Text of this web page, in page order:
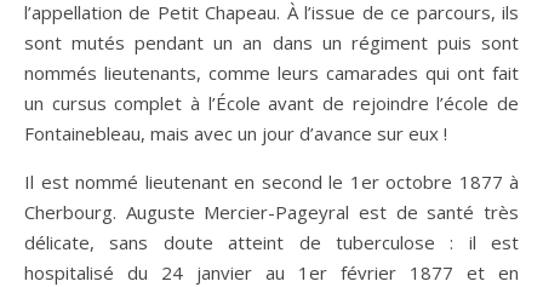
l’appellation de Petit Chapeau. À l’issue de ce parcours, ils
sont mutés pendant un an dans un régiment puis sont
nommés lieutenants, comme leurs camarades qui ont fait
un cursus complet à l’École avant de rejoindre l’école de
Fontainebleau, mais avec un jour d’avance sur eux !
Il est nommé lieutenant en second le 1er octobre 1877 à
Cherbourg. Auguste Mercier-Pageyral est de santé très
délicate, sans doute atteint de tuberculose : il est
hospitalisé du 24 janvier au 1er février 1877 et en